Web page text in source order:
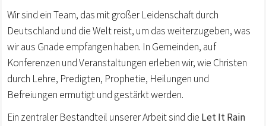
Wir sind ein Team, das mit großer Leidenschaft durch
Deutschland und die Welt reist, um das weiterzugeben, was
wir aus Gnade empfangen haben. In Gemeinden, auf
Konferenzen und Veranstaltungen erleben wir, wie Christen
durch Lehre, Predigten, Prophetie, Heilungen und
Befreiungen ermutigt und gestärkt werden.
Ein zentraler Bestandteil unserer Arbeit sind die Let It Rain